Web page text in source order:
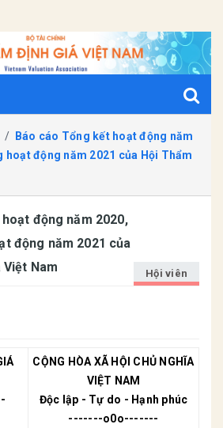
/
Báo cáo Tổng kết hoạt động năm
hoạt động năm 2021 của Hội Thẩm
động năm 2020,
động năm 2021 của
Việt Nam
Hội viên
CỘNG HÒA XÃ HỘI CHỦ NGHĨA
VIỆT NAM
Độc lập - Tự do - Hạnh phúc
-------o0o-------